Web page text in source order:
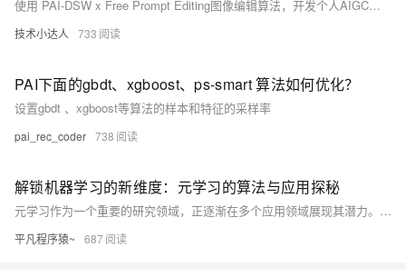
使用 PAI-DSW x Free Prompt Editing图像编辑算法，开发个人AIGC绘图小助理
技术小达人 733
PAI下面的gbdt、xgboost、ps-smart 算法如何优化？
设置gbdt 、xgboost等算法的样本和特征的采样率
pai_rec_coder 738
解锁机器学习的新维度：元学习的算法与应用探秘
元学习作为一个重要的研究领域，正逐渐在多个应用领域展现其潜力。通过理解和应用元学习的基本算法，研究者可以更好地解决在样本不足或任务快速变化的情况下的学习问题。随着研究的深入，元学习有望在人工智能的未来发展中发挥更大的作用。
平凡程序猿~ 687